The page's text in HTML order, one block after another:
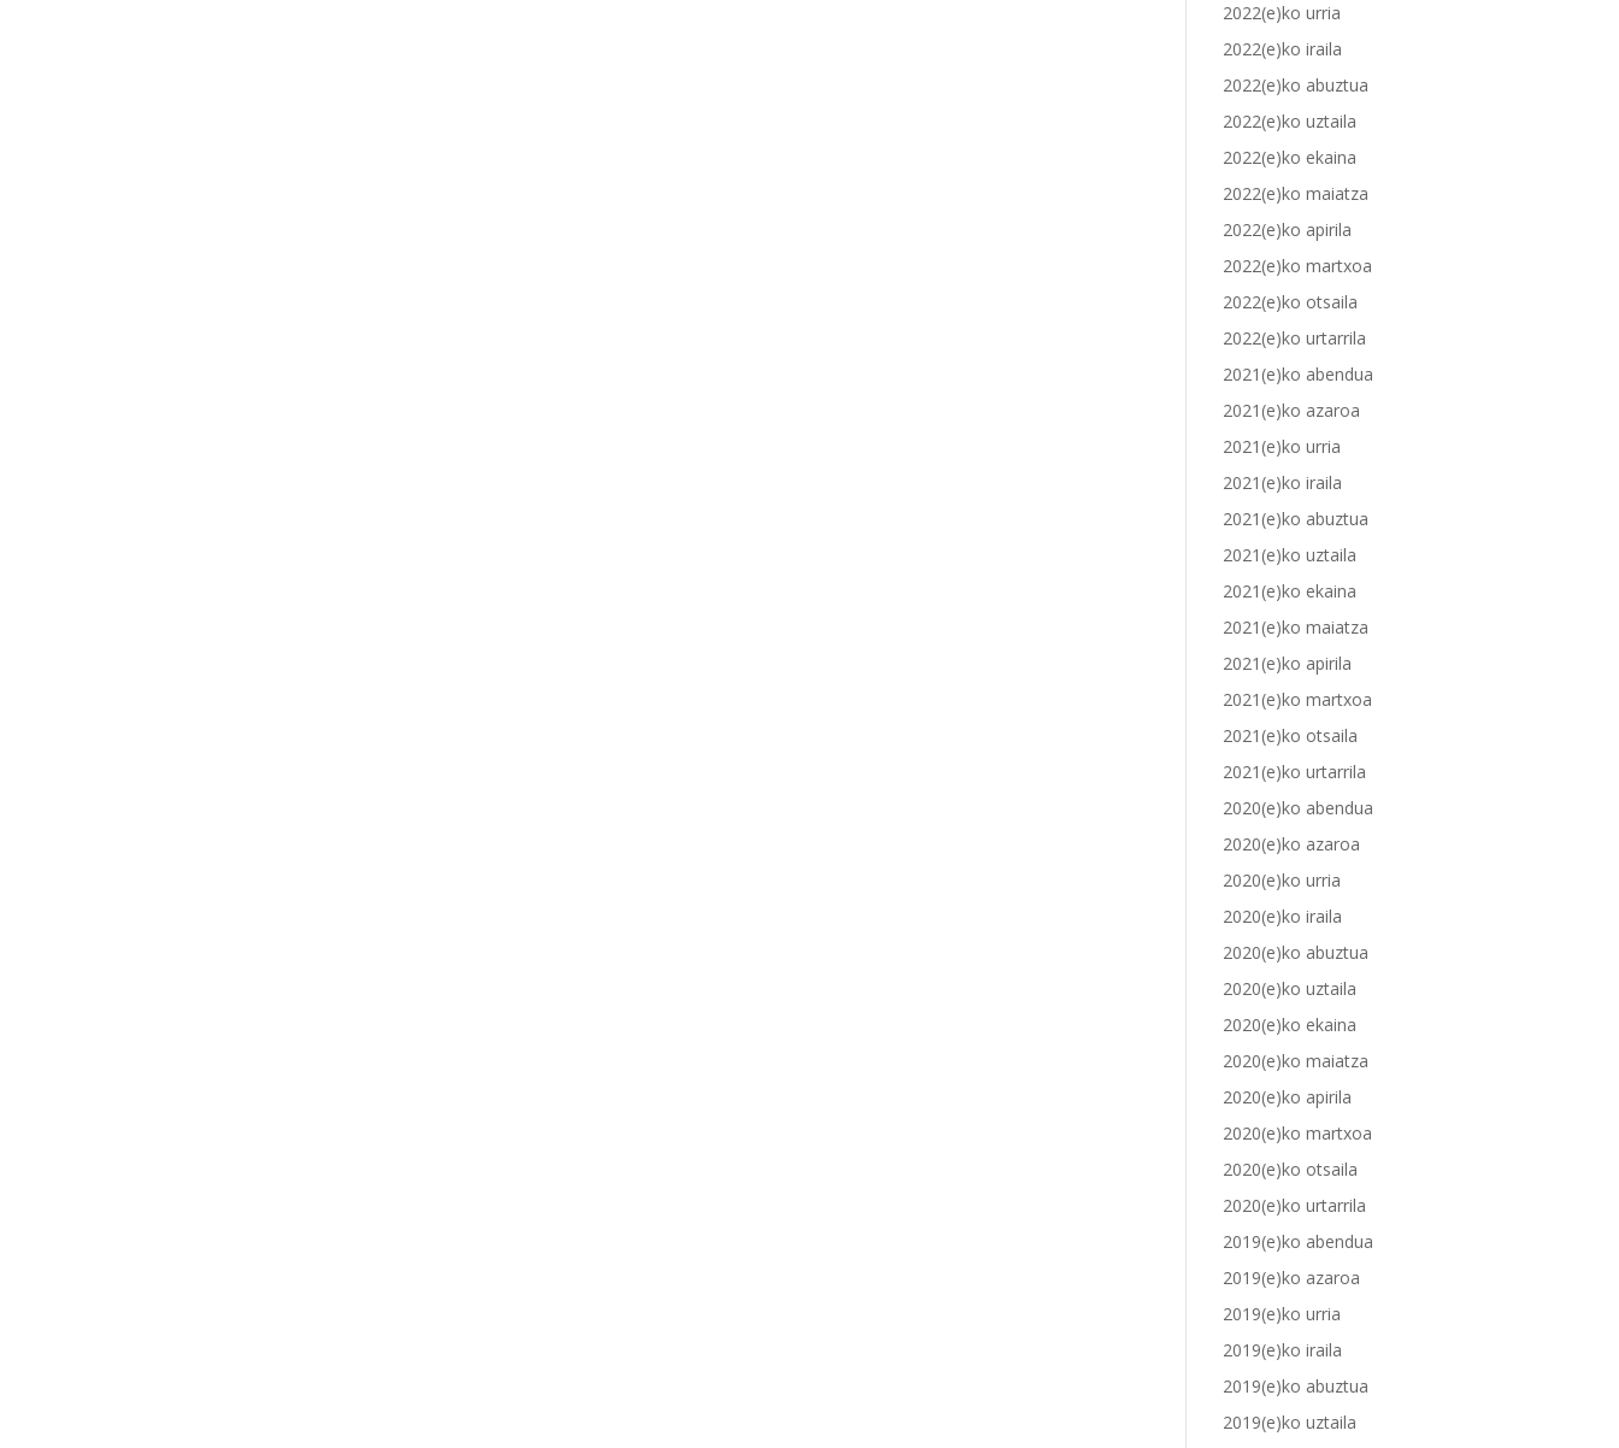
2022(e)ko urria
2022(e)ko iraila
2022(e)ko abuztua
2022(e)ko uztaila
2022(e)ko ekaina
2022(e)ko maiatza
2022(e)ko apirila
2022(e)ko martxoa
2022(e)ko otsaila
2022(e)ko urtarrila
2021(e)ko abendua
2021(e)ko azaroa
2021(e)ko urria
2021(e)ko iraila
2021(e)ko abuztua
2021(e)ko uztaila
2021(e)ko ekaina
2021(e)ko maiatza
2021(e)ko apirila
2021(e)ko martxoa
2021(e)ko otsaila
2021(e)ko urtarrila
2020(e)ko abendua
2020(e)ko azaroa
2020(e)ko urria
2020(e)ko iraila
2020(e)ko abuztua
2020(e)ko uztaila
2020(e)ko ekaina
2020(e)ko maiatza
2020(e)ko apirila
2020(e)ko martxoa
2020(e)ko otsaila
2020(e)ko urtarrila
2019(e)ko abendua
2019(e)ko azaroa
2019(e)ko urria
2019(e)ko iraila
2019(e)ko abuztua
2019(e)ko uztaila